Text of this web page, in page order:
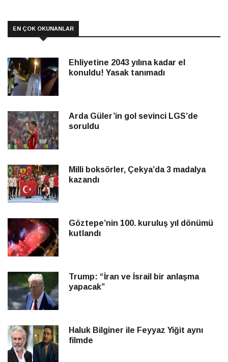
EN ÇOK OKUNANLAR
Ehliyetine 2043 yılına kadar el
konuldu! Yasak tanımadı
Arda Güler’in gol sevinci LGS’de
soruldu
Milli boksörler, Çekya’da 3 madalya
kazandı
Göztepe’nin 100. kuruluş yıl dönümü
kutlandı
Trump: “İran ve İsrail bir anlaşma
yapacak”
Haluk Bilginer ile Feyyaz Yiğit aynı
filmde